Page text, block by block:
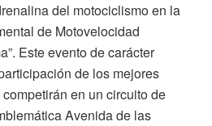
del motociclismo en la
de Motovelocidad
Este evento de carácter
de los mejores
en un circuito de
Avenida de las